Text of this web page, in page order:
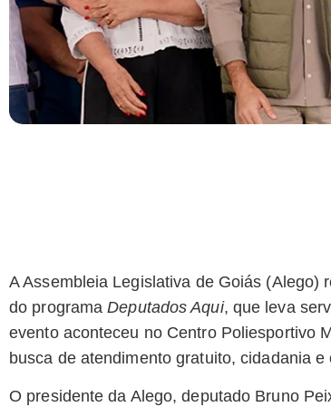
A Assembleia Legislativa de Goiás (Alego)
do programaDeputados Aqui, que leva
evento aconteceu no Centro Poliesportivo
busca de atendimento gratuito, cidadania e
O presidente da Alego, deputado Bruno